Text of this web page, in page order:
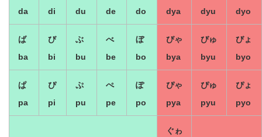
da
di
du
de
do
dya
dyu
dyo
ば
ba
び
bi
ぶ
bu
べ
be
ぼ
bo
びゃ
bya
びゅ
byu
びょ
byo
ぱ
pa
ぴ
pi
ぷ
pu
ぺ
pe
ぽ
po
ぴゃ
pya
ぴゅ
pyu
ぴょ
pyo
ぐゎ